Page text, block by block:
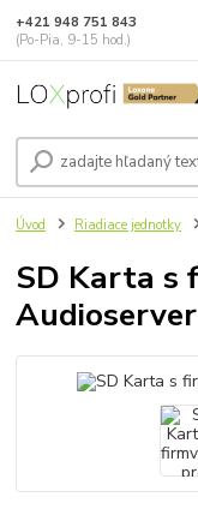
+421 948 751 843
(Po-Pia, 9-15 hod.)
Úvod Riadiace jednotky
SD Karta s